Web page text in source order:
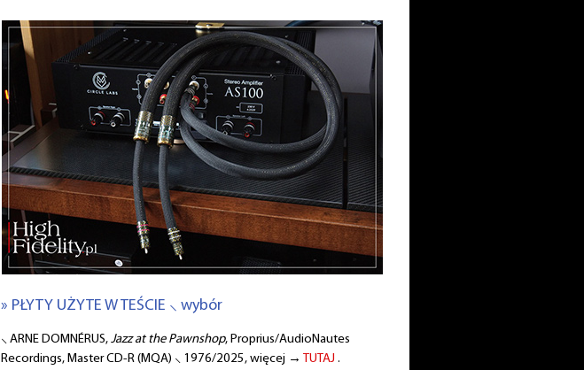
» PŁYTY UŻYTE W TEŚCIE ⸜ wybór
⸜ ARNE DOMNÉRUS, Jazz at the Pawnshop, Proprius/AudioNautes
Recordings, Master CD-R (MQA) ⸜ 1976/2025, więcej → TUTAJ .